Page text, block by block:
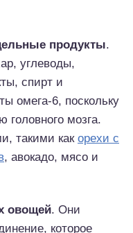
продукты.
углеводы,
спирт и
омега-6, поскольку
головного мозга.
такими как орехи с
, авокадо, мясо и
овощей. Они
которое